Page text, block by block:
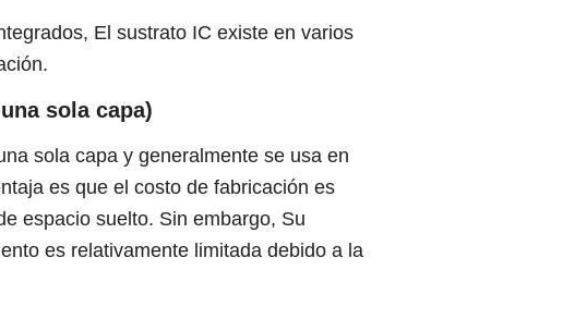
El sustrato IC existe en varios
sola capa)
sola capa y generalmente se usa en
es que el costo de fabricación es
espacio suelto. Sin embargo, Su
es relativamente limitada debido a la